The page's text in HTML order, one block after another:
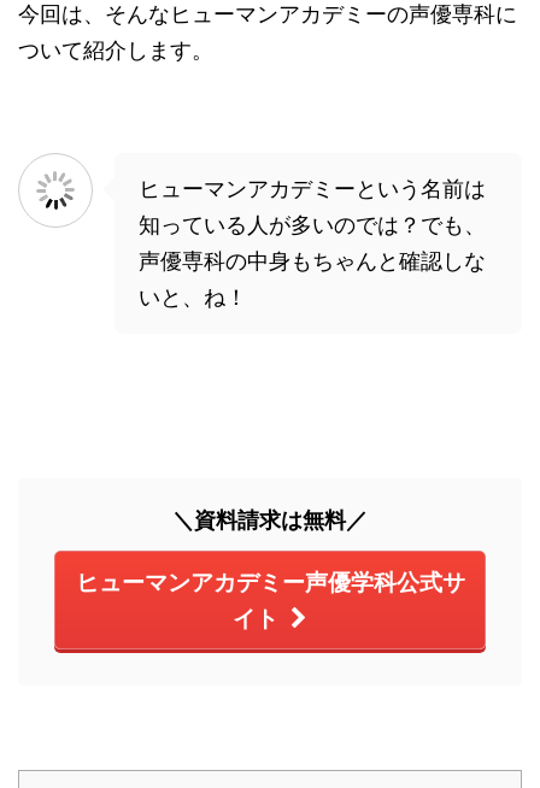
今回は、そんなヒューマンアカデミーの声優専科に
ついて紹介します。
ヒューマンアカデミーという名前は
知っている人が多いのでは？でも、
声優専科の中身もちゃんと確認しな
いと、ね！
＼資料請求は無料／
ヒューマンアカデミー声優学科公式サ
イト